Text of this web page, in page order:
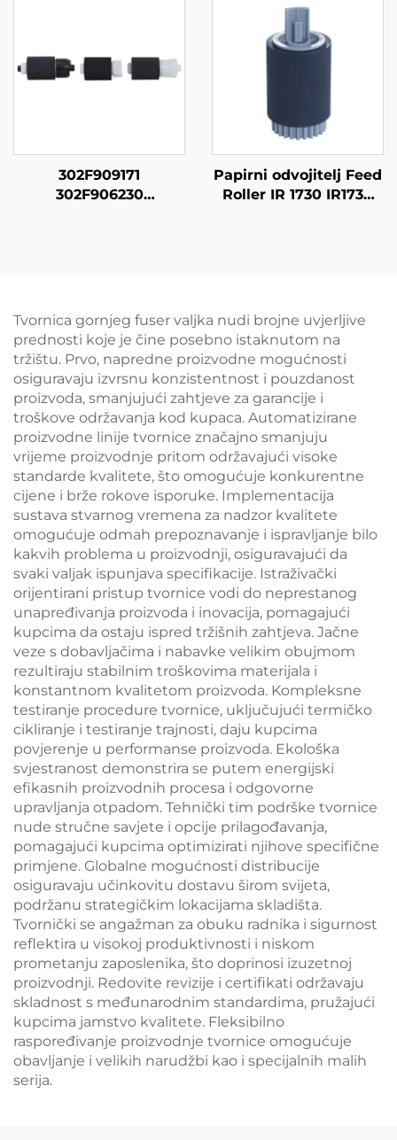
302F909171
302F906230
rezervne dijelove
Papirni odvojitelj Feed
Roller IR 1730 IR1730
Tvornica gornjeg fuser valjka nudi brojne uvjerljive
prednosti koje je čine posebno istaknutom na
tržištu. Prvo, napredne proizvodne mogućnosti
osiguravaju izvrsnu konzistentnost i pouzdanost
proizvoda, smanjujući zahtjeve za garancije i
troškove održavanja kod kupaca. Automatizirane
proizvodne linije tvornice značajno smanjuju
vrijeme proizvodnje pritom održavajući visoke
standarde kvalitete, što omogućuje konkurentne
cijene i brže rokove isporuke. Implementacija
sustava stvarnog vremena za nadzor kvalitete
omogućuje odmah prepoznavanje i ispravljanje bilo
kakvih problema u proizvodnji, osiguravajući da
svaki valjak ispunjava specifikacije. Istraživački
orijentirani pristup tvornice vodi do neprestanog
unapređivanja proizvoda i inovacija, pomagajući
kupcima da ostaju ispred tržišnih zahtjeva. Jačne
veze s dobavljačima i nabavke velikim obujmom
rezultiraju stabilnim troškovima materijala i
konstantnom kvalitetom proizvoda. Kompleksne
testiranje procedure tvornice, uključujući termičko
cikliranje i testiranje trajnosti, daju kupcima
povjerenje u performanse proizvoda. Ekološka
svjestranost demonstrira se putem energijski
efikasnih proizvodnih procesa i odgovorne
upravljanja otpadom. Tehnički tim podrške tvornice
nude stručne savjete i opcije prilagođavanja,
pomagajući kupcima optimizirati njihove specifične
primjene. Globalne mogućnosti distribucije
osiguravaju učinkovitu dostavu širom svijeta,
podržanu strategičkim lokacijama skladišta.
Tvornički se angažman za obuku radnika i sigurnost
reflektira u visokoj produktivnosti i niskom
prometanju zaposlenika, što doprinosi izuzetnoj
proizvodnji. Redovite revizije i certifikati održavaju
skladnost s međunarodnim standardima, pružajući
kupcima jamstvo kvalitete. Fleksibilno
raspoređivanje proizvodnje tvornice omogućuje
obavljanje i velikih narudžbi kao i specijalnih malih
serija.